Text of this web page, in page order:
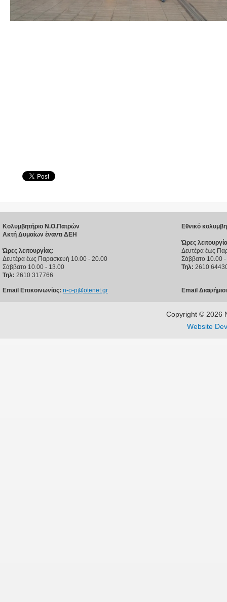
Κολυμβητήριο Ν.Ο.Πατρών
Ακτή Δυμαίων έναντι ΔΕΗ
Ώρες λειτουργίας:
Δευτέρα έως Παρασκευή 10.00 - 20.00
Σάββατο 10.00 - 13.00
Τηλ: 2610 317766
Email Επικοινωνίας: n-o-p@otenet.gr
Εθνικό
Ώρες
Δευτέρα έως
Σάββατο 10.00
Τηλ: 2610
Email
Copyright © 2026
Website